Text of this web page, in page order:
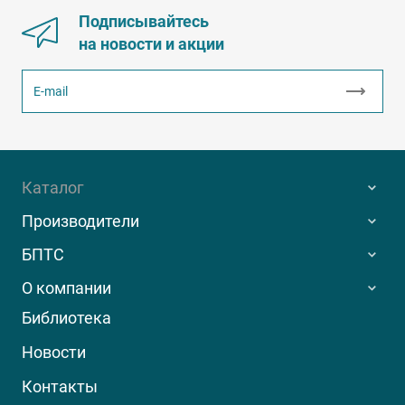
Подписывайтесь
на новости и акции
Каталог
Производители
БПТС
О компании
Библиотека
Новости
Контакты